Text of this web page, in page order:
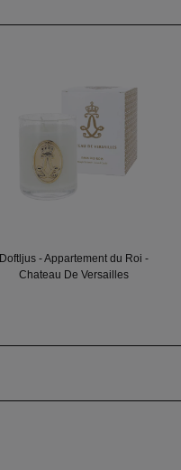
Doftljus - Appartement du Roi -
Chateau De Versailles